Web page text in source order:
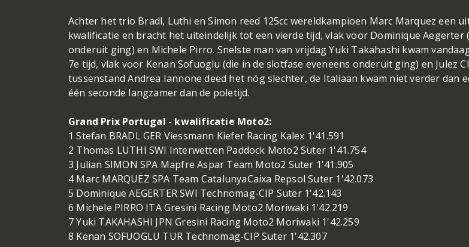
Achter het trio Bradl, Luthi en Simon reed 125cc wereldkampioen Marc Marquez een
kwalificatie en bracht het uiteindelijk tot een vierde tijd, vlak voor Dominique Aegerter
onderuit ging) en Michele Pirro. Snelste man van vrijdag Yuki Takahashi kwam
7e tijd, vlak voor Kenan Sofuoglu (die in de slotfase eveneens onderuit ging) en Julez
tussenstand Andrea Iannone deed het nóg slechter, de Italiaan kwam niet verder dan
één seconde langzamer dan de poletijd.
Grand Prix Portugal - kwalificatie Moto2:
1 Stefan BRADL GER Viessmann Kiefer Racing Kalex 1'41.591
2 Thomas LUTHI SWI Interwetten Paddock Moto2 Suter 1'41.754
3 Julian SIMON SPA Mapfre Aspar Team Moto2 Suter 1'41.905
4 Marc MARQUEZ SPA Team CatalunyaCaixa Repsol Suter 1'42.073
5 Dominique AEGERTER SWI Technomag-CIP Suter 1'42.143
6 Michele PIRRO ITA Gresini Racing Moto2 Moriwaki 1'42.219
7 Yuki TAKAHASHI JPN Gresini Racing Moto2 Moriwaki 1'42.259
8 Kenan SOFUOGLU TUR Technomag-CIP Suter 1'42.307